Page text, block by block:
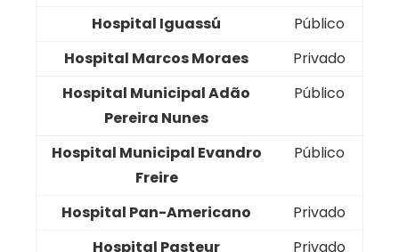
Hospital Iguassú
Público
Hospital Marcos Moraes
Privado
Hospital Municipal Adão
Pereira Nunes
Público
Hospital Municipal Evandro
Freire
Público
Hospital Pan-Americano
Privado
Hospital Pasteur
Privado